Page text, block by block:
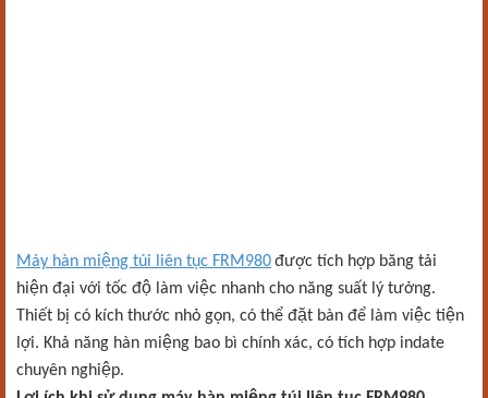
Máy hàn miệng túi liên tục FRM980được tích hợp băng tải
hiện đại với tốc độ làm việc nhanh cho năng suất lý tưởng.
Thiết bị có kích thước nhỏ gọn, có thể đặt bàn để làm việc tiện
lợi. Khả năng hàn miệng bao bì chính xác, có tích hợp indate
chuyên nghiệp.